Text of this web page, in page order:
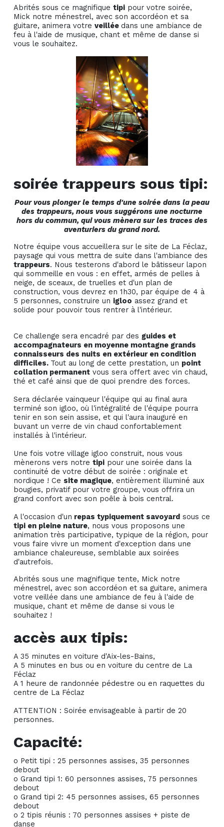
Abrités sous ce magnifique tipi pour votre soirée,
Mick notre ménestrel, avec son accordéon et sa
guitare, animera votre veillée dans une ambiance de
feu à l'aide de musique, chant et même de danse si
vous le souhaitez.
soirée trappeurs sous tipi:
Pour vous plonger le temps d'une soirée dans la peau
des trappeurs, nous vous suggérons une nocturne
hors du commun, qui vous mènera sur les traces des
aventuriers du grand nord.
Notre équipe vous accueillera sur le site de La Féclaz,
paysage qui vous mettra de suite dans l'ambiance des
trappeurs. Nous testerons d'abord le bâtisseur lapon
qui sommeille en vous : en effet, armés de pelles à
neige, de sceaux, de truelles et d'un plan de
construction, vous devrez en 1h30, par équipe de 4 à
5 personnes, construire un igloo assez grand et
solide pour pouvoir tous rentrer à l'intérieur.
Ce challenge sera encadré par des guides et
accompagnateurs en moyenne montagne grands
connaisseurs des nuits en extérieur en condition
difficiles. Tout au long de cette prestation, un point
collation permanent vous sera offert avec vin chaud,
thé et café ainsi que de quoi prendre des forces.
Sera déclarée vainqueur l'équipe qui au final aura
terminé son igloo, où l'intégralité de l'équipe pourra
tenir en son sein assise, et qui l'aura inauguré en
buvant un verre de vin chaud confortablement
installés à l'intérieur.
Une fois votre village igloo construit, nous vous
mènerons vers notre tipi pour une soirée dans la
continuité de votre début de soirée : originale et
nordique ! Ce site magique, entièrement illuminé aux
bougies, privatif pour votre groupe, vous offrira un
grand confort avec son poêle à bois central.
A l'occasion d'un repas typiquement savoyard sous ce
tipi en pleine nature, nous vous proposons une
animation très participative, typique de la région, pour
vous faire vivre un moment d'exception dans une
ambiance chaleureuse, semblable aux soirées
d'autrefois.
Abrités sous une magnifique tente, Mick notre
ménestrel, avec son accordéon et sa guitare, animera
votre veillée dans une ambiance de feu à l'aide de
musique, chant et même de danse si vous le
souhaitez !
accès aux tipis:
A 35 minutes en voiture d'Aix-les-Bains,
A 5 minutes en bus ou en voiture du centre de La
Féclaz
A 1 heure de randonnée pédestre ou en raquettes du
centre de La Féclaz
ATTENTION : Soirée envisageable à partir de 20
personnes.
Capacité:
o Petit tipi : 25 personnes assises, 35 personnes
debout
o Grand tipi 1: 60 personnes assises, 75 personnes
debout
o Grand tipi 2: 45 personnes assises, 65 personnes
debout
o 2 tipis réunis : 70 personnes assises + piste de
danse